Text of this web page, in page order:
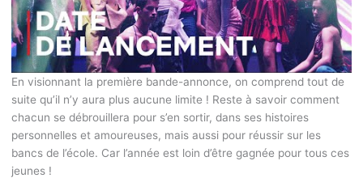
En visionnant la première bande-annonce, on comprend tout de
suite qu’il n’y aura plus aucune limite ! Reste à savoir comment
chacun se débrouillera pour s’en sortir, dans ses histoires
personnelles et amoureuses, mais aussi pour réussir sur les
bancs de l’école. Car l’année est loin d’être gagnée pour tous ces
jeunes !